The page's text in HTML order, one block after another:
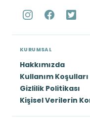
KURUMSAL
Hakkımızda
Kullanım Koşulları
Gizlilik Politikası
Kişisel Verilerin